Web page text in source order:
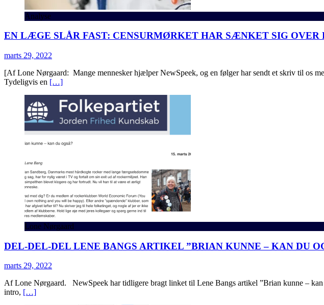
Analyse
EN LÆGE SLÅR FAST: CENSURMØRKET HAR SÆNKET SIG
marts 29, 2022
[Af Lone Nørgaard: Mange mennesker hjælper NewSpeek, og en følger har sendt et skriv til os
Tydeligvis en […]
Lone Nørgaard
DEL-DEL-DEL LENE BANGS ARTIKEL ”BRIAN KUNNE – KAN DU
marts 29, 2022
Af Lone Nørgaard. NewSpeek har tidligere bragt linket til Lene Bangs artikel ”Brian kunne –
intro, […]